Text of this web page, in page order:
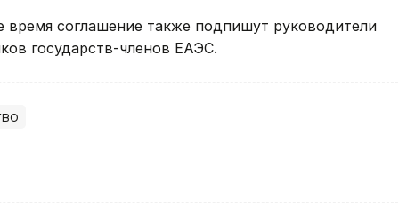
время соглашение также подпишут руководители
государств-членов ЕАЭС.